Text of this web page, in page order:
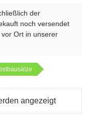
der
noch versendet
Ort in unserer
angezeigt